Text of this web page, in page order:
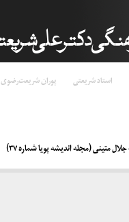
استاد شریعتی پوران شریعت‌رضوی
متینی (مجله اندیشه پویا شماره ۳۷)